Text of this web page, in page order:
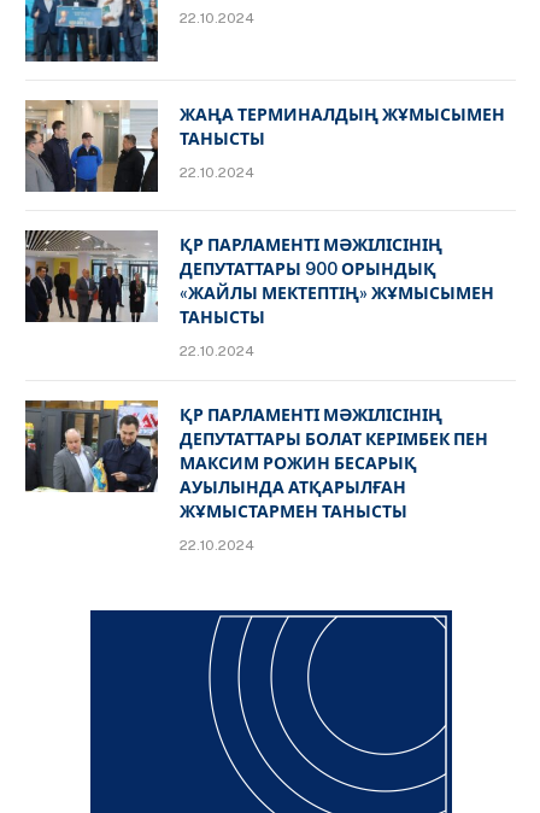
22.10.2024
ЖАҢА ТЕРМИНАЛДЫҢ ЖҰМЫСЫМЕН
ТАНЫСТЫ
22.10.2024
ҚР ПАРЛАМЕНТІ МӘЖІЛІСІНІҢ
ДЕПУТАТТАРЫ 900 ОРЫНДЫҚ
«ЖАЙЛЫ МЕКТЕПТІҢ» ЖҰМЫСЫМЕН
ТАНЫСТЫ
22.10.2024
ҚР ПАРЛАМЕНТІ МӘЖІЛІСІНІҢ
ДЕПУТАТТАРЫ БОЛАТ КЕРІМБЕК ПЕН
МАКСИМ РОЖИН БЕСАРЫҚ
АУЫЛЫНДА АТҚАРЫЛҒАН
ЖҰМЫСТАРМЕН ТАНЫСТЫ
22.10.2024